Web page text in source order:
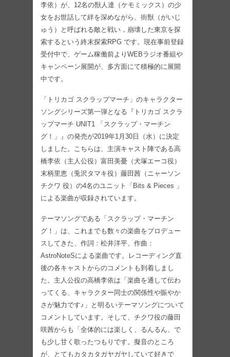
李依）が、12名の獣人達（ケモミックス）の少
女をお世話して絆を深めながら、街獣（がいじ
ゅう）と呼ばれる敵と戦い，崩壊した東京を探
索するという終末探索RPG です。現在事前登録
受付中で、ゲーム稼働前よりWEBラジオ番組や
キャンペーン展開が、多方面にて積極的に展開
中です。
「トリカゴ スクラップマーチ」のキャラクター
ソングシリーズ第一弾となる『トリカゴ スクラ
ップマーチ UNIT1 「スクラップ・マーチン
グ！」』の発売が2019年1月30日（水）に決定
しました。こちらは、主演キャスト陣である高
橋李依（主人公役）富田美憂（犬塚エーコ役）
末柄里恵（兎沢タマキ役）藤田茜（ニャーソン
チクワ 役）の4名のユニット「Bits & Pieces 」
による楽曲が収録されています。
テーマソングである「スクラップ・マーチン
グ！」は、これまでも数々の楽曲をプロデュー
スしてきた、作詞：松井洋平、作曲：
AstroNoteSによる楽曲です。レコーディング直
後の各キャストからのコメントも到着しまし
た。主人公役の高橋李依は「楽曲を通して伝わ
ってくる、キャラクター同士の関係性や賑やか
さが魅力です♪」と明るいテーマソングについて
コメントしています。そして、チクワ役の藤田
咲茜からも「全体的には楽しく、るんるん、で
も少し甘く歌ったつもりです。擬音のところ
が、とてもカタカタガヤガヤしていて好きで